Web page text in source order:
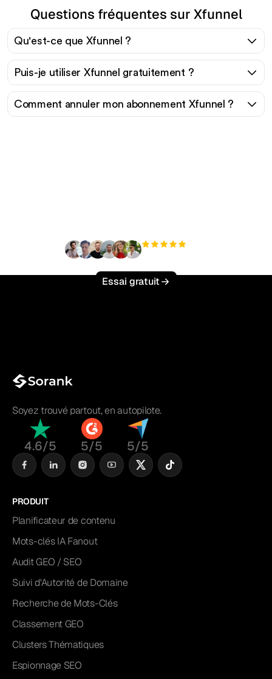
Questions fréquentes sur Xfunnel
Qu'est-ce que Xfunnel ?
Puis-je utiliser Xfunnel gratuitement ?
Comment annuler mon abonnement Xfunnel ?
Essai gratuit
Soyez trouvé partout, en autopilote.
4.6/5 5/5 5/5
PRODUIT
Planificateur de contenu
Mots-clés IA Fanout
Audit GEO / SEO
Suivi d'Autorité de Domaine
Recherche de Mots-Clés
Classement GEO
Clusters Thématiques
Espionnage SEO